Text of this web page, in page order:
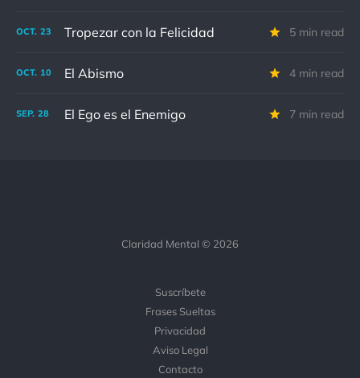
OCT. 23 Tropezar con la Felicidad 5 min read
OCT. 10 El Abismo 4 min read
SEP. 28 El Ego es el Enemigo 7 min read
Claridad Mental © 2026
Suscríbete
Frases Sueltas
Privacidad
Aviso Legal
Contacto